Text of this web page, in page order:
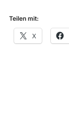
Teilen mit:
X